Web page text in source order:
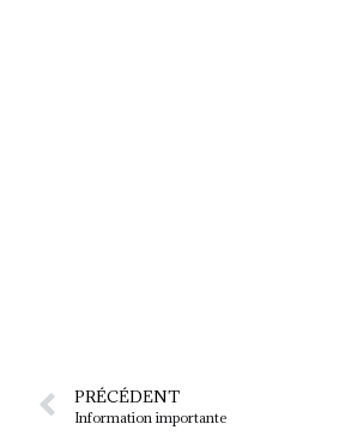
PRÉCÉDENT
Information importante